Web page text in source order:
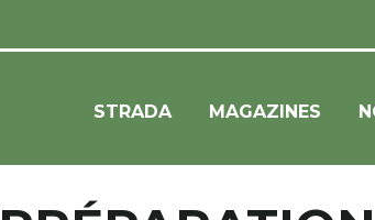
STRADA MAGAZINES